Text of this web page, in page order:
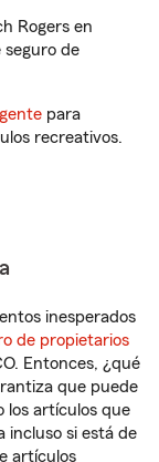
Rogers en
seguro de
para
recreativos.
inesperados
de propietarios
Entonces, ¿qué
que puede
los artículos que
incluso si está de
artículos